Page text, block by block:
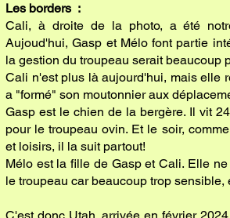
Les borders :
Cali, à droite de la photo, a été
Aujoud'hui, Gasp et Mélo font partie
la gestion du troupeau serait beaucoup
Cali n'est plus là aujourd'hui, mais elle
a "formé" son moutonnier aux
Gasp est le chien de la bergère. Il vit
pour le troupeau ovin. Et le soir,
et loisirs, il la suit partout!
Mélo est la fille de Gasp et Cali. Elle
le troupeau car beaucoup trop